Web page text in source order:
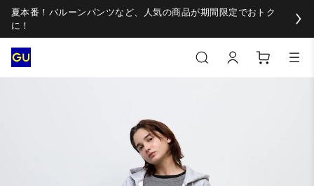
夏本番！バルーンパンツなど、人気の商品が期間限定でおトク
に！